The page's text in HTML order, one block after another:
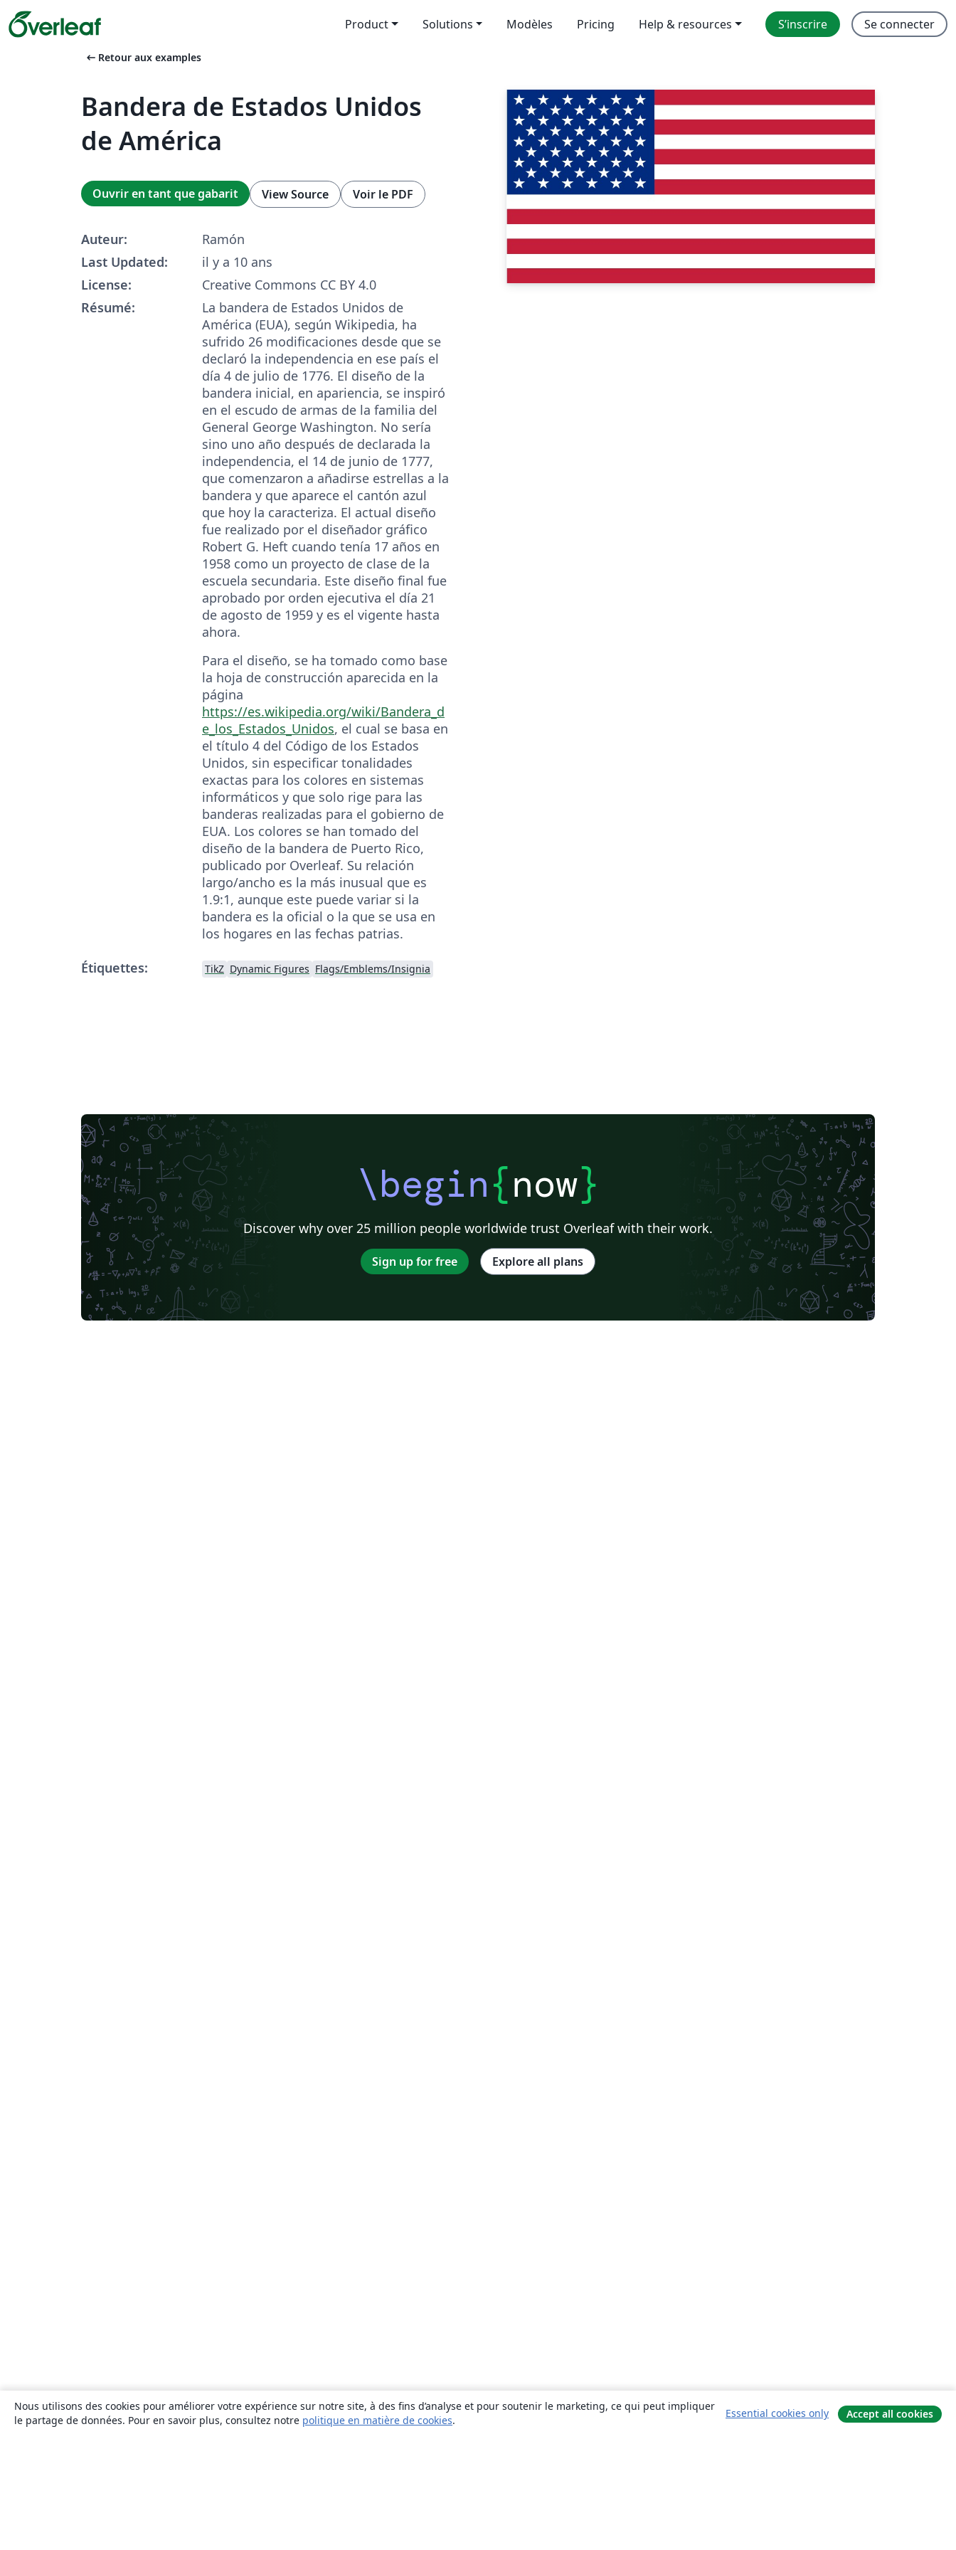
Product Solutions Modèles Pricing Help & resources S’inscrire Se connecter
arrow_left_alt Retour aux examples
Bandera de Estados Unidos
de América
Ouvrir en tant que gabarit View Source Voir le PDF
Auteur:
Ramón
Last Updated:
il y a 10 ans
License:
Creative Commons CC BY 4.0
Résumé:
La bandera de Estados Unidos de
América (EUA), según Wikipedia, ha
sufrido 26 modificaciones desde que se
declaró la independencia en ese país el
día 4 de julio de 1776. El diseño de la
bandera inicial, en apariencia, se inspiró
en el escudo de armas de la familia del
General George Washington. No sería
sino uno año después de declarada la
independencia, el 14 de junio de 1777,
que comenzaron a añadirse estrellas a la
bandera y que aparece el cantón azul
que hoy la caracteriza. El actual diseño
fue realizado por el diseñador gráfico
Robert G. Heft cuando tenía 17 años en
1958 como un proyecto de clase de la
escuela secundaria. Este diseño final fue
aprobado por orden ejecutiva el día 21
de agosto de 1959 y es el vigente hasta
ahora.
Para el diseño, se ha tomado como base
la hoja de construcción aparecida en la
página
https://es.wikipedia.org/wiki/Bandera_d
e_los_Estados_Unidos, el cual se basa en
el título 4 del Código de los Estados
Unidos, sin especificar tonalidades
exactas para los colores en sistemas
informáticos y que solo rige para las
banderas realizadas para el gobierno de
EUA. Los colores se han tomado del
diseño de la bandera de Puerto Rico,
publicado por Overleaf. Su relación
largo/ancho es la más inusual que es
1.9:1, aunque este puede variar si la
bandera es la oficial o la que se usa en
los hogares en las fechas patrias.
Étiquettes:
TikZ Dynamic Figures Flags/Emblems/Insignia
\begin{now}
Discover why over 25 million people worldwide trust Overleaf with their work.
Sign up for free Explore all plans
Nous utilisons des cookies pour améliorer votre expérience sur notre site, à des fins d’analyse et pour soutenir le marketing, ce qui peut impliquer
le partage de données. Pour en savoir plus, consultez notre politique en matière de cookies.
Essential cookies only Accept all cookies